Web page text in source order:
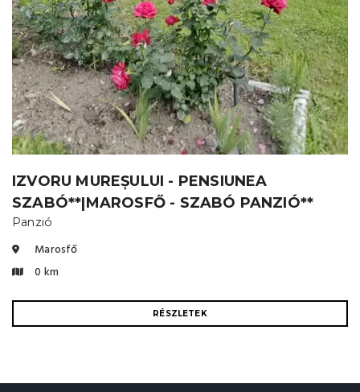
IZVORU MUREȘULUI - PENSIUNEA
SZABÓ**|MAROSFŐ - SZABÓ PANZIÓ**
Panzió
Marosfő
0 km
RÉSZLETEK